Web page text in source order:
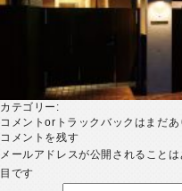
カテゴリー:
コメントorトラックバックはまだあ
コメントを残す
メールアドレスが公開されることは
目です